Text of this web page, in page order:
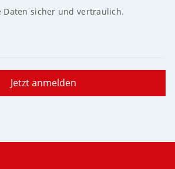
sicher und vertraulich.
Jetzt anmelden